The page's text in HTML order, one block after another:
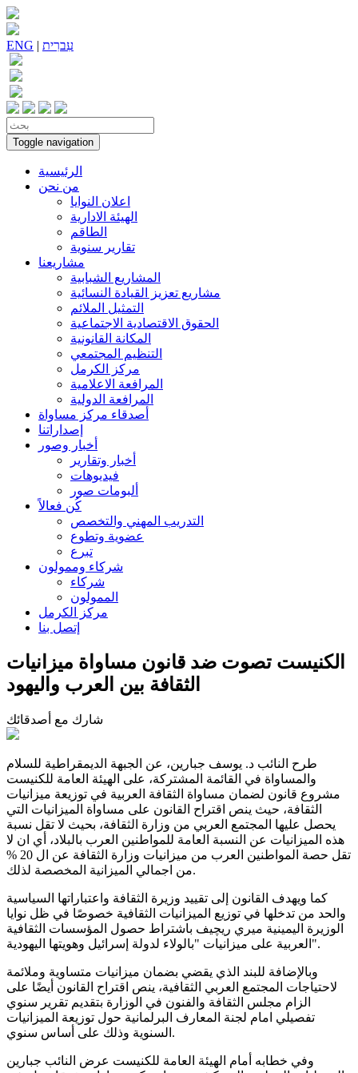
ENG | עִברִית
Toggle navigation
الرئيسية
من نحن
اعلان النوايا
الهيئة الادارية
الطاقم
تقارير سنوية
مشاريعنا
المشاريع الشبابية
مشاريع تعزيز القيادة النسائية
التمثيل الملائم
الحقوق الاقتصادية الاجتماعية
المكانة القانونية
التنظيم المجتمعي
مركز الكرمل
المرافعة الاعلامية
المرافعة الدولية
أصدقاء مركز مساواة
إصداراتنا
أخبار وصور
أخبار وتقارير
فيديوهات
ألبومات صور
كُن فعالاً
التدريب المهني والتخصص
عضوية وتطوع
تبرع
شركاء وممولون
شركاء
الممولون
مركز الكرمل
إتصل بنا
الكنيست تصوت ضد قانون مساواة ميزانيات
الثقافة بين العرب واليهود
شارك مع أصدقائك
طرح النائب د. يوسف جبارين، عن الجبهة الديمقراطية للسلام
والمساواة في القائمة المشتركة، على الهيئة العامة للكنيست
مشروع قانون لضمان مساواة الثقافة العربية في توزيعة ميزانيات
الثقافة، حيث ينص اقتراح القانون على مساواة الميزانيات التي
يحصل عليها المجتمع العربي من وزارة الثقافة، بحيث لا تقل نسبة
هذه الميزانيات عن النسبة العامة للمواطنين العرب بالبلاد، أي ان لا
تقل حصة المواطنين العرب من ميزانيات وزارة الثقافة عن ال 20 %
من اجمالي الميزانية المخصصة لذلك.
كما ويهدف القانون إلى تقييد وزيرة الثقافة واعتباراتها السياسية
والحد من تدخلها في توزيع الميزانيات الثقافية خصوصًا في ظل نوايا
الوزيرة اليمينية ميري ريچيف باشتراط حصول المؤسسات الثقافية
العربية على ميزانيات "بالولاء لدولة إسرائيل وهويتها اليهودية".
وبالإضافة للبند الذي يقضي بضمان ميزانيات متساوية وملائمة
لاحتياجات المجتمع العربي الثقافية، ينص اقتراح القانون أيضًا على
الزام مجلس الثقافة والفنون في الوزارة بتقديم تقرير سنوي
تفصيلي امام لجنة المعارف البرلمانية حول توزيعة الميزانيات
السنوية وذلك على أساس سنوي.
وفي خطابه أمام الهيئة العامة للكنيست عرض النائب جبارين